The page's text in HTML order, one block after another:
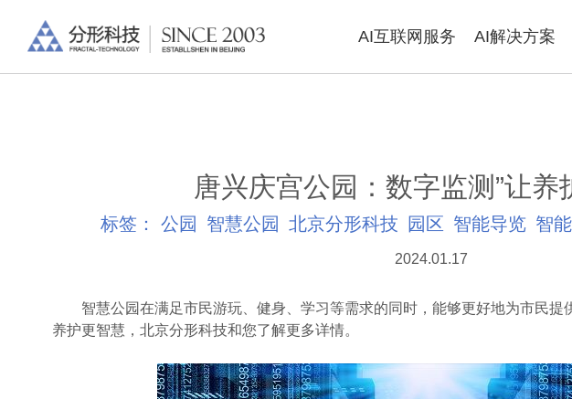
AI互联网服务 AI解决方案
唐兴庆宫公园：数字监测”让养
标签： 公园 智慧公园 北京分形科技 园区 智能导览 智
2024.01.17
智慧公园在满足市民游玩、健身、学习等需求的同时，能够更好地为市民提
养护更智慧，北京分形科技和您了解更多详情。